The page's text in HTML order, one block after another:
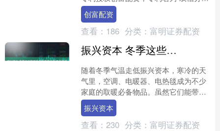
式工作闸门”，专利申请号为
CN202310704....
创富配资
查看： 186 分类： 富明证券配资
振兴资本 冬季这些取暖物品使用需注意 安全提示请收好
随着冬季气温走低振兴资本，寒冷的天
气里，空调、电暖器、电热毯成为不少
家庭的取暖必备物品。虽然它们能带来
温暖，但如果使用不当，也会带来安全
隐患。 消防实验显示，不....
振兴资本
查看： 230 分类： 富明证券配资